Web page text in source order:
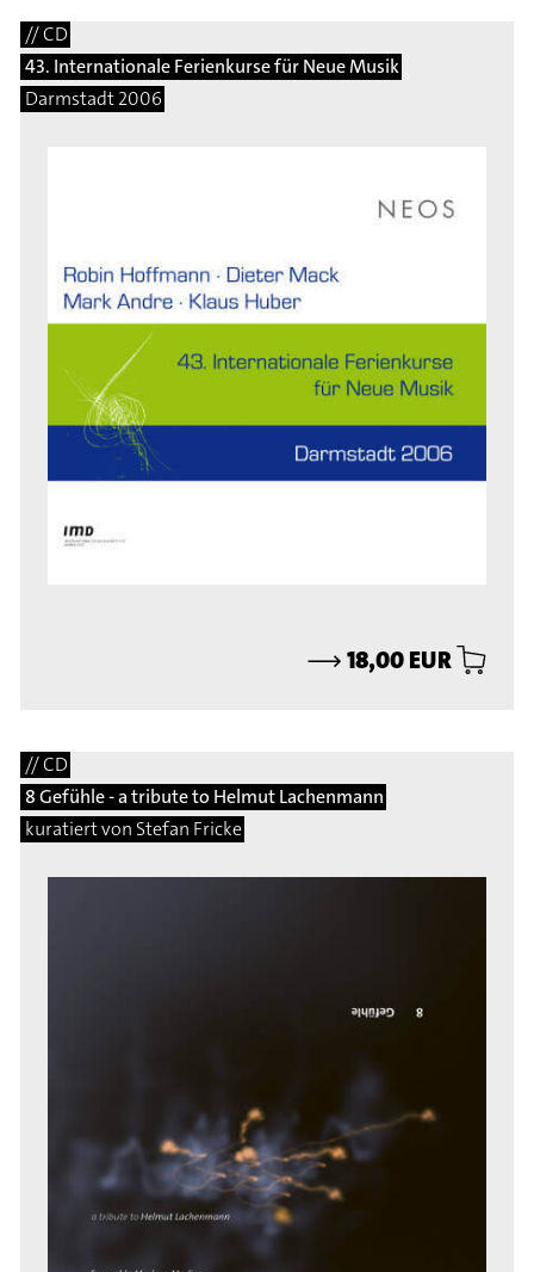
// CD
43. Internationale Ferienkurse für Neue Musik
Darmstadt 2006
⟶18,00 EUR
// CD
8 Gefühle - a tribute to Helmut Lachenmann
kuratiert von Stefan Fricke